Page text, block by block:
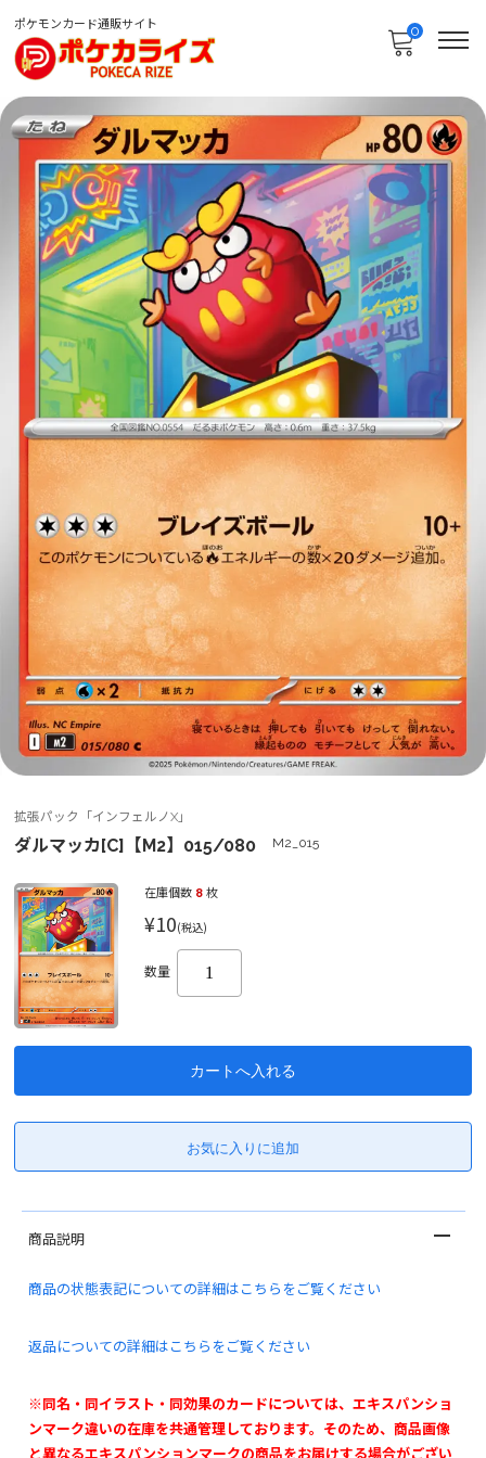
ポケモンカード通販サイト 0
拡張パック「インフェルノX」
ダルマッカ[C]【M2】015/080 M2_015
在庫個数 8 枚
¥10(税込)
数量
商品説明
商品の状態表記についての詳細はこちらをご覧ください
返品についての詳細はこちらをご覧ください
※同名・同イラスト・同効果のカードについては、エキスパンショ
ンマーク違いの在庫を共通管理しております。そのため、商品画像
と異なるエキスパンションマークの商品をお届けする場合がござい